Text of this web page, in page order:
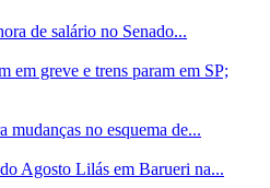
de salário no Senado...
em greve e trens param em SP;
mudanças no esquema de...
Agosto Lilás em Barueri na...